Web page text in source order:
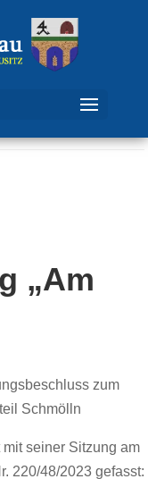
„Am
zum
Schmölln
seiner Sitzung am
220/48/2023 gefasst: